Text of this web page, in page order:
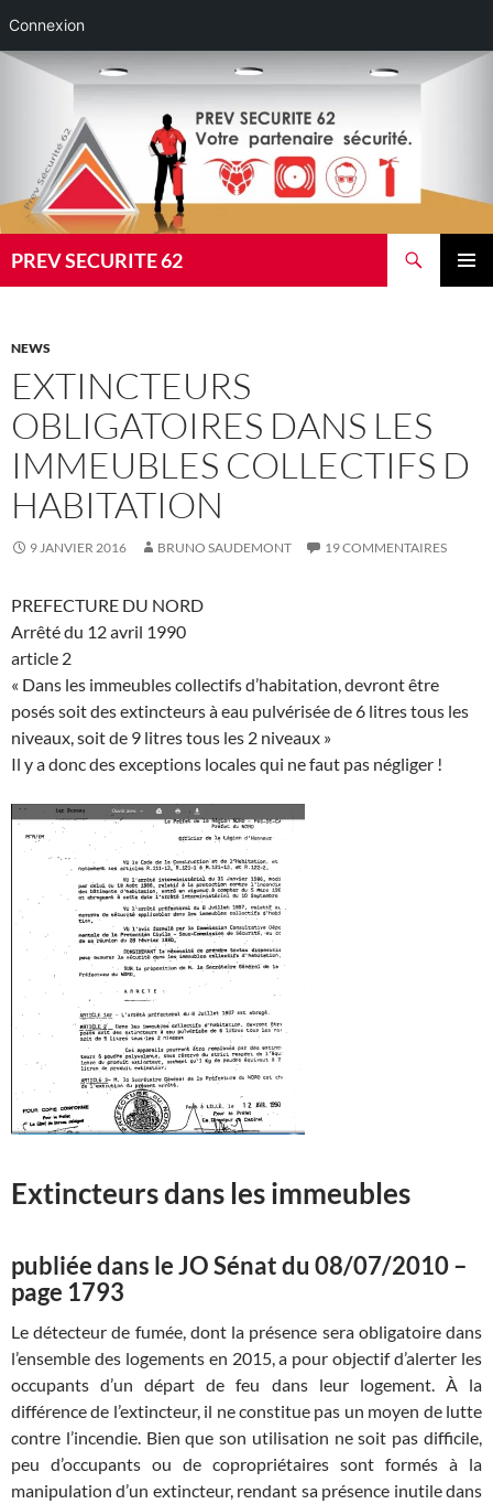
Connexion
Aller
PREV SECURITE 62
NEWS
EXTINCTEURS
OBLIGATOIRES DANS LES
IMMEUBLES COLLECTIFS D
HABITATION
9 JANVIER 2016 BRUNO SAUDEMONT 19 COMMENTAIRES
PREFECTURE DU NORD
Arrêté du 12 avril 1990
article 2
« Dans les immeubles collectifs d’habitation, devront être
posés soit des extincteurs à eau pulvérisée de 6 litres tous les
niveaux, soit de 9 litres tous les 2 niveaux »
Il y a donc des exceptions locales qui ne faut pas négliger !
Extincteurs dans les immeubles
publiée dans le JO Sénat du 08/07/2010 –
page 1793
Le détecteur de fumée, dont la présence sera obligatoire dans
l’ensemble des logements en 2015, a pour objectif d’alerter les
occupants d’un départ de feu dans leur logement. À la
différence de l’extincteur, il ne constitue pas un moyen de lutte
contre l’incendie. Bien que son utilisation ne soit pas difficile,
peu d’occupants ou de copropriétaires sont formés à la
manipulation d’un extincteur, rendant sa présence inutile dans